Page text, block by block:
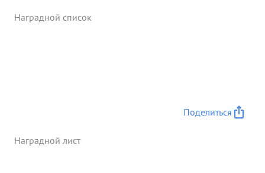
Наградной список
Поделиться
Наградной лист